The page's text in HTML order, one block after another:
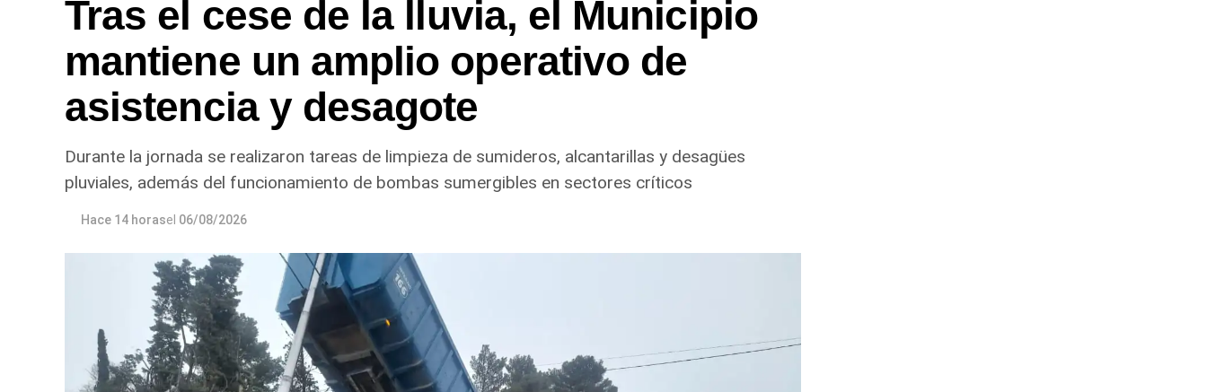
Tras el cese de la lluvia, el Municipio
mantiene un amplio operativo de
asistencia y desagote
Durante la jornada se realizaron tareas de limpieza de sumideros, alcantarillas y desagües
pluviales, además del funcionamiento de bombas sumergibles en sectores críticos
Hace 14 horasel 06/08/2026